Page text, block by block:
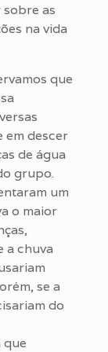
as
na vida
que
em descer
de água
grupo.
um
o maior
a chuva
se a
do
que